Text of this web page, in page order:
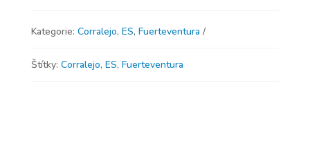
Kategorie: Corralejo, ES, Fuerteventura
Štítky: Corralejo, ES, Fuerteventura